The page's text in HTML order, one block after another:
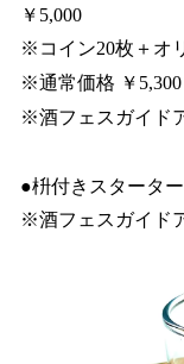
￥5,000
※コイン20枚＋オ
※通常価格 ￥5,300
※酒フェスガイド
●枡付きスタータ
※酒フェスガイド